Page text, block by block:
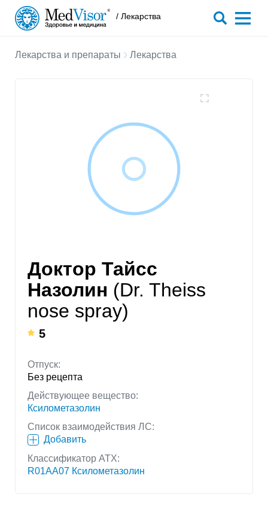
/ Лекарства
Лекарства и препараты Лекарства
Доктор Тайсс
Назолин (Dr. Theiss
nose spray)
5
Отпуск:
Без рецепта
Действующее вещество:
Ксилометазолин
Список взаимодействия ЛС:
Добавить
Классификатор АТХ:
R01AA07 Ксилометазолин